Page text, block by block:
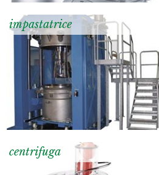
impastatrice
centrifuga